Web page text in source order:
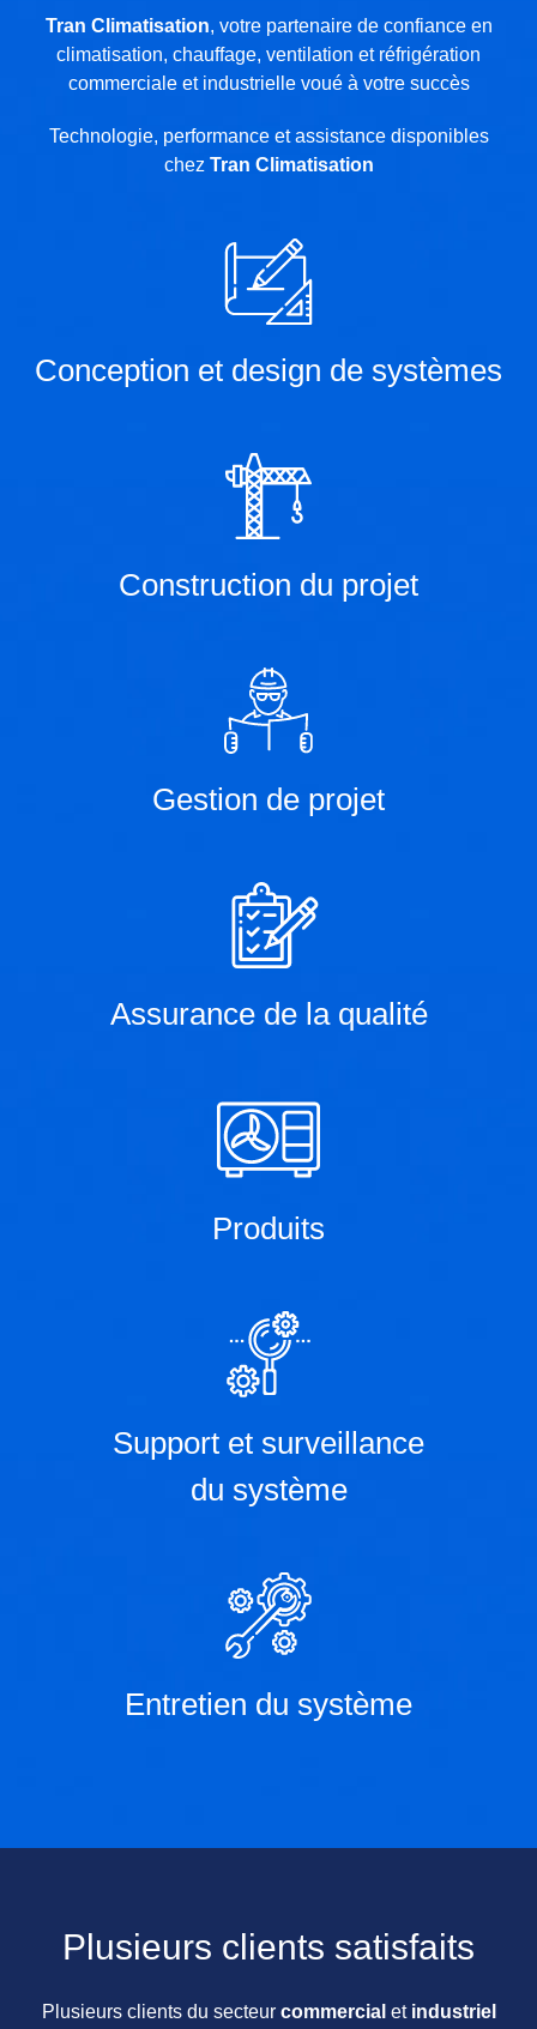
Tran Climatisation, votre partenaire de confiance en
climatisation, chauffage, ventilation et réfrigération
commerciale et industrielle voué à votre succès
Technologie, performance et assistance disponibles
chez Tran Climatisation
Conception et design de systèmes
Construction du projet
Gestion de projet
Assurance de la qualité
Produits
Support et surveillance
du système
Entretien du système
Plusieurs clients satisfaits
Plusieurs clients du secteur commercial et industriel